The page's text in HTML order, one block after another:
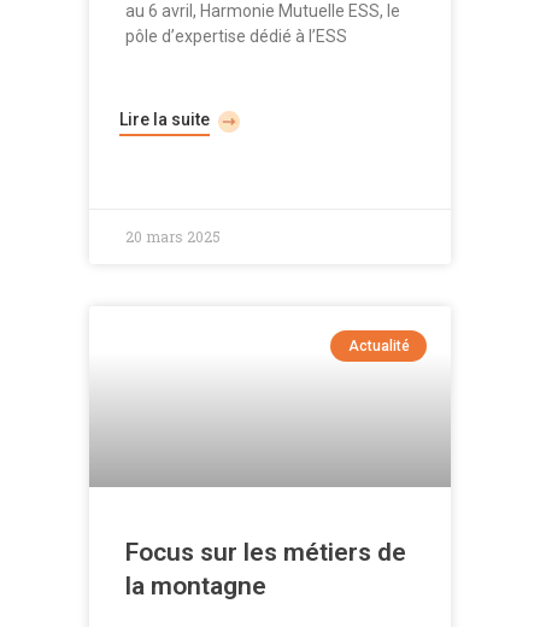
au 6 avril, Harmonie Mutuelle ESS, le
pôle d’expertise dédié à l’ESS
Lire la suite
20 mars 2025
Actualité
Focus sur les métiers de
la montagne